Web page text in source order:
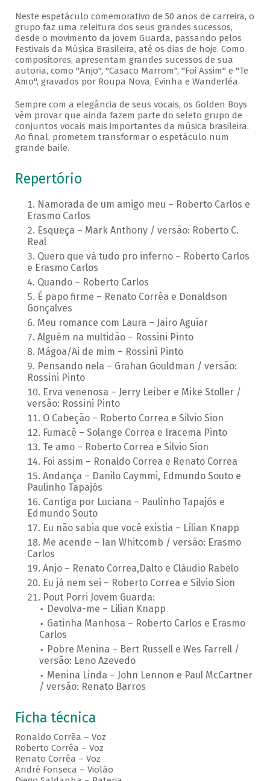
Neste espetáculo comemorativo de 50 anos de carreira, o
grupo faz uma releitura dos seus grandes sucessos,
desde o movimento da jovem Guarda, passando pelos
Festivais da Música Brasileira, até os dias de hoje. Como
compositores, apresentam grandes sucessos de sua
autoria, como "Anjo", "Casaco Marrom", "Foi Assim" e "Te
Amo", gravados por Roupa Nova, Evinha e Wanderléa.
Sempre com a elegância de seus vocais, os Golden Boys
vêm provar que ainda fazem parte do seleto grupo de
conjuntos vocais mais importantes da música brasileira.
Ao final, prometem transformar o espetáculo num
grande baile.
Repertório
Namorada de um amigo meu – Roberto Carlos e
Erasmo Carlos
Esqueça – Mark Anthony / versão: Roberto C.
Real
Quero que vá tudo pro inferno – Roberto Carlos
e Erasmo Carlos
Quando – Roberto Carlos
É papo firme – Renato Corrêa e Donaldson
Gonçalves
Meu romance com Laura – Jairo Aguiar
Alguém na multidão – Rossini Pinto
Mágoa/Ai de mim – Rossini Pinto
Pensando nela – Grahan Gouldman / versão:
Rossini Pinto
Erva venenosa – Jerry Leiber e Mike Stoller /
versão: Rossini Pinto
O Cabeção – Roberto Correa e Silvio Sion
Fumacê – Solange Correa e Iracema Pinto
Te amo – Roberto Correa e Silvio Sion
Foi assim – Ronaldo Correa e Renato Correa
Andança – Danilo Caymmi, Edmundo Souto e
Paulinho Tapajós
Cantiga por Luciana – Paulinho Tapajós e
Edmundo Souto
Eu não sabia que você existia – Lílian Knapp
Me acende – Ian Whitcomb / versão: Erasmo
Carlos
Anjo – Renato Correa,Dalto e Cláudio Rabelo
Eu já nem sei – Roberto Correa e Silvio Sion
Pout Porri Jovem Guarda:
Devolva-me – Lilian Knapp
Gatinha Manhosa – Roberto Carlos e Erasmo
Carlos
Pobre Menina – Bert Russell e Wes Farrell /
versão: Leno Azevedo
Menina Linda – John Lennon e Paul McCartner
/ versão: Renato Barros
Ficha técnica
Ronaldo Corrêa – Voz
Roberto Corrêa – Voz
Renato Corrêa – Voz
André Fonseca – Violão